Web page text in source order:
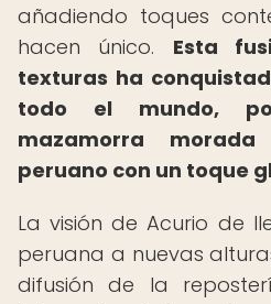
añadiendo toques
hacen único. Esta
texturas ha
todo el mundo,
mazamorra
peruano con un toque
La visión de Acurio de
peruana a nuevas
difusión de la